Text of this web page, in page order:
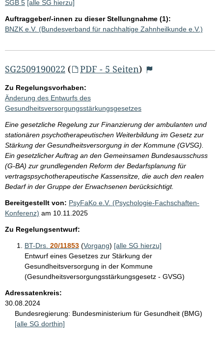
SGB 5 [alle SG hierzu]
Auftraggeber/-innen zu dieser Stellungnahme (1):
BNZK e.V. (Bundesverband für nachhaltige Zahnheilkunde e.V.)
SG2509190022 ( PDF - 5 Seiten)
Zu Regelungsvorhaben:
Änderung des Entwurfs des
Gesundheitsversorgungsstärkungsgesetzes
Eine gesetzliche Regelung zur Finanzierung der ambulanten und
stationären psychotherapeutischen Weiterbildung im Gesetz zur
Stärkung der Gesundheitsversorgung in der Kommune (GVSG).
Ein gesetzlicher Auftrag an den Gemeinsamen Bundesausschuss
(G-BA) zur grundlegenden Reform der Bedarfsplanung für
vertragspsychotherapeutische Kassensitze, die auch den realen
Bedarf in der Gruppe der Erwachsenen berücksichtigt.
Bereitgestellt von: PsyFaKo e.V. (Psychologie-Fachschaften-
Konferenz) am 10.11.2025
Zu Regelungsentwurf:
BT-Drs. 20/11853 (Vorgang) [alle SG hierzu]
Entwurf eines Gesetzes zur Stärkung der
Gesundheitsversorgung in der Kommune
(Gesundheitsversorgungsstärkungsgesetz - GVSG)
Adressatenkreis:
30.08.2024
Bundesregierung: Bundesministerium für Gesundheit (BMG)
[alle SG dorthin]